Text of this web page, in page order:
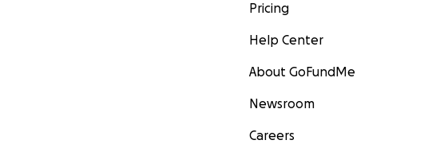
Pricing
Help Center
About GoFundMe
Newsroom
Careers